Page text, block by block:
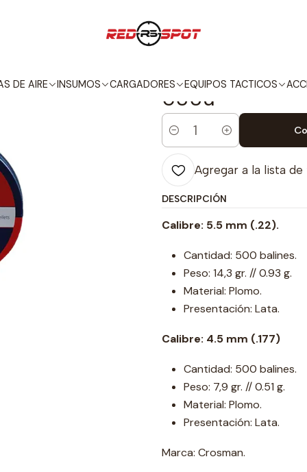
DE AIRE INSUMOS CARGADORES EQUIPOS TACTICOS
POSTON
500u
Cantidad
Agregar a la lista
DESCRIPCIÓN
Calibre: 5.5 mm (.22).
Cantidad: 500 balines.
Peso: 14,3 gr. // 0.93 g.
Material: Plomo.
Presentación: Lata.
Calibre: 4.5 mm (.177)
Cantidad: 500 balines.
Peso: 7,9 gr. // 0.51 g.
Material: Plomo.
Presentación: Lata.
Marca: Crosman.